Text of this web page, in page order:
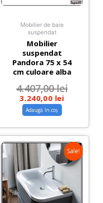
Mobilier de baie
suspendat
Mobilier
suspendat
Pandora 75 x 54
cm culoare alba
4.407,00lei
3.240,00 lei
Adaugă în coș
Sale!